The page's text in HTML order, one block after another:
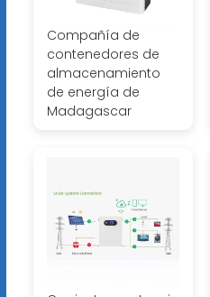
Compañía de
contenedores de
almacenamiento
de energía de
Madagascar